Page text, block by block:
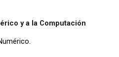
y a la Computación